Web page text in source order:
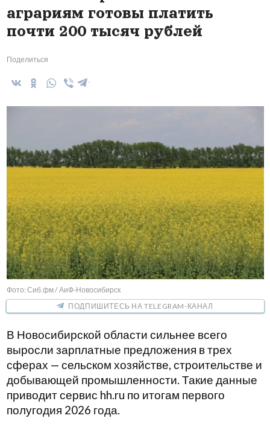
аграриям готовы платить
почти 200 тысяч рублей
Поделиться
Фото: Сиб.фм / АиФ-Новосибирск
ПОДПИШИТЕСЬ НА TELEGRAM-КАНАЛ
В Новосибирской области сильнее всего
выросли зарплатные предложения в трех
сферах — сельском хозяйстве, строительстве и
добывающей промышленности. Такие данные
приводит сервис hh.ru по итогам первого
полугодия 2026 года.